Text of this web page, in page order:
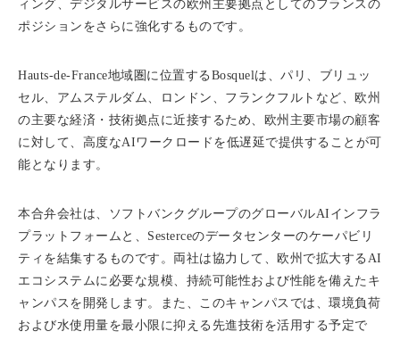
ィング、デジタルサービスの欧州主要拠点としてのフランスの
ポジションをさらに強化するものです。
Hauts-de-France地域圏に位置するBosquelは、パリ、ブリュッ
セル、アムステルダム、ロンドン、フランクフルトなど、欧州
の主要な経済・技術拠点に近接するため、欧州主要市場の顧客
に対して、高度なAIワークロードを低遅延で提供することが可
能となります。
本合弁会社は、ソフトバンクグループのグローバルAIインフラ
プラットフォームと、Sesterceのデータセンターのケーパビリ
ティを結集するものです。両社は協力して、欧州で拡大するAI
エコシステムに必要な規模、持続可能性および性能を備えたキ
ャンパスを開発します。また、このキャンパスでは、環境負荷
および水使用量を最小限に抑える先進技術を活用する予定で